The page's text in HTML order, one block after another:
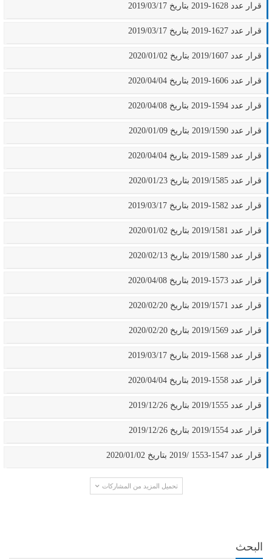
قرار عدد 1628-2019 بتاريخ 2019/03/17
قرار عدد 1627-2019 بتاريخ 2019/03/17
قرار عدد 2019/1607 بتاريخ 2020/01/02
قرار عدد 1606-2019 بتاريخ 2020/04/04
قرار عدد 1594-2019 بتاريخ 2020/04/08
قرار عدد 2019/1590 بتاريخ 2020/01/09
قرار عدد 1589-2019 بتاريخ 2020/04/04
قرار عدد 2019/1585 بتاريخ 2020/01/23
قرار عدد 1582-2019 بتاريخ 2019/03/17
قرار عدد 2019/1581 بتاريخ 2020/01/02
قرار عدد 2019/1580 بتاريخ 2020/02/13
قرار عدد 1573-2019 بتاريخ 2020/04/08
قرار عدد 2019/1571 بتاريخ 2020/02/20
قرار عدد 2019/1569 بتاريخ 2020/02/20
قرار عدد 1568-2019 بتاريخ 2019/03/17
قرار عدد 1558-2019 بتاريخ 2020/04/04
قرار عدد 2019/1555 بتاريخ 2019/12/26
قرار عدد 2019/1554 بتاريخ 2019/12/26
قرار عدد 1547-1553 /2019 بتاريخ 2020/01/02
تحميل المزيد من المشاركات
البحث